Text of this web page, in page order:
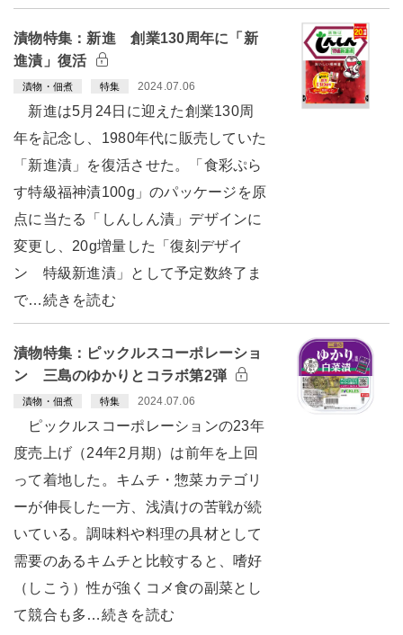
漬物特集：新進 創業130周年に「新
進漬」復活
漬物・佃煮 特集 2024.07.06
新進は5月24日に迎えた創業130周
年を記念し、1980年代に販売していた
「新進漬」を復活させた。「食彩ぷら
す特級福神漬100g」のパッケージを原
点に当たる「しんしん漬」デザインに
変更し、20g増量した「復刻デザイ
ン 特級新進漬」として予定数終了ま
で…続きを読む
漬物特集：ピックルスコーポレーショ
ン 三島のゆかりとコラボ第2弾
漬物・佃煮 特集 2024.07.06
ピックルスコーポレーションの23年
度売上げ（24年2月期）は前年を上回
って着地した。キムチ・惣菜カテゴリ
ーが伸長した一方、浅漬けの苦戦が続
いている。調味料や料理の具材として
需要のあるキムチと比較すると、嗜好
（しこう）性が強くコメ食の副菜とし
て競合も多…続きを読む